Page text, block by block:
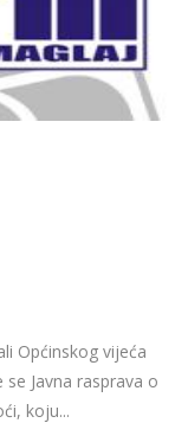
Općinskog vijeća
Javna rasprava o
koju...